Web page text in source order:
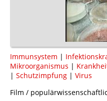
Immunsystem |
Mikroorganismus |
| Schutzimpfung | Virus
Film /